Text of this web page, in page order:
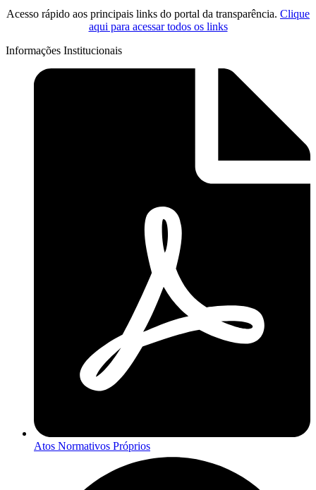
Acesso rápido aos principais links do portal da transparência. Clique
aqui para acessar todos os links
Informações Institucionais
Atos Normativos Próprios